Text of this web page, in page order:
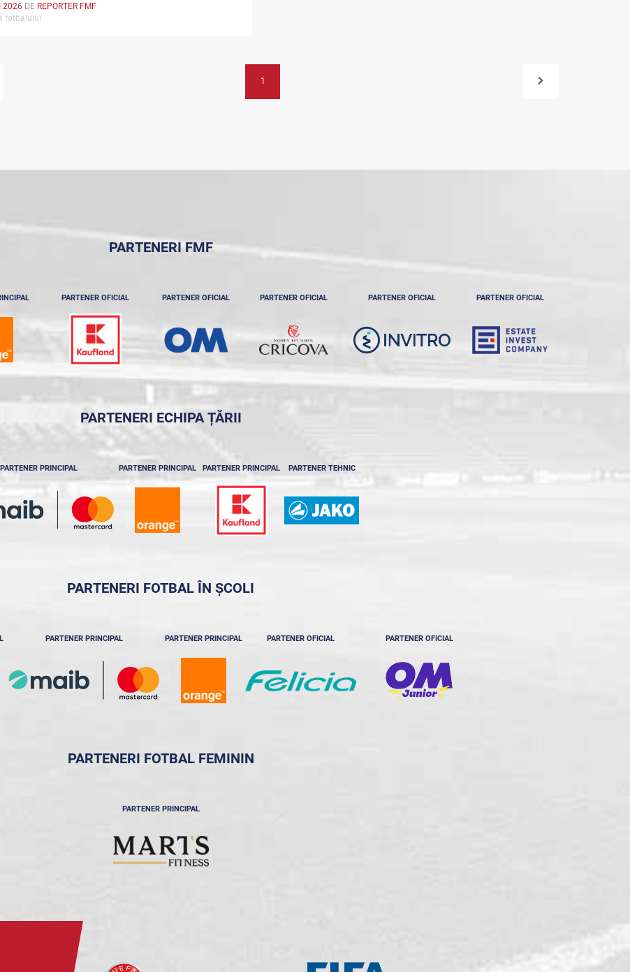
2026DE REPORTER FMF
fotbalului
1
PARTENERI FMF
PARTENER OFICIAL PARTENER OFICIAL PARTENER OFICIAL PARTENER OFICIAL PARTENER OFICIAL
PARTENERI ECHIPA ȚĂRII
PARTENER PRINCIPAL PARTENER PRINCIPAL PARTENER PRINCIPAL PARTENER TEHNIC
PARTENERI FOTBAL ÎN ȘCOLI
PARTENER PRINCIPAL PARTENER PRINCIPAL PARTENER OFICIAL PARTENER OFICIAL
PARTENERI FOTBAL FEMININ
PARTENER PRINCIPAL